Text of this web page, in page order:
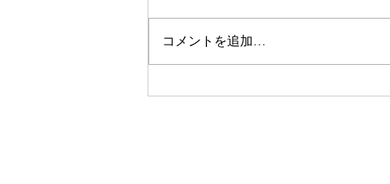
ラベンダー畑と八ヶ岳
コメントを追加…